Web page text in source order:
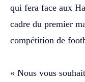
qui fera face aux
cadre du premier
compétition de
‎« Nous vous